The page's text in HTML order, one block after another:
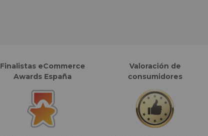
Finalistas eCommerce
Awards España
Valoración de
consumidores